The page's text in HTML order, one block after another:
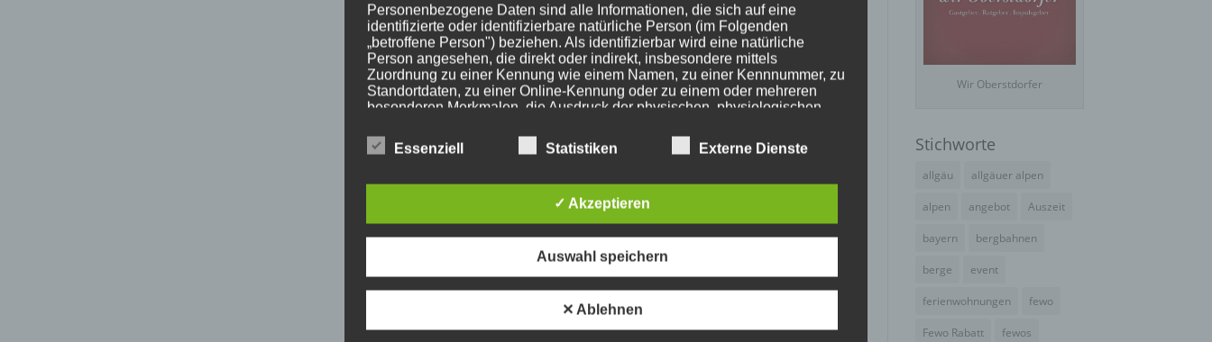
Wir Oberstdorfer
Stichworte
allgäu allgäuer alpen
alpen angebot Auszeit
bayern bergbahnen
berge event
ferienwohnungen fewo
Fewo Rabatt fewos
Personenbezogene Daten sind alle Informationen, die sich auf eine
identifizierte oder identifizierbare natürliche Person (im Folgenden
„betroffene Person") beziehen. Als identifizierbar wird eine natürliche
Person angesehen, die direkt oder indirekt, insbesondere mittels
Zuordnung zu einer Kennung wie einem Namen, zu einer Kennnummer, zu
Standortdaten, zu einer Online-Kennung oder zu einem oder mehreren
besonderen Merkmalen, die Ausdruck der physischen, physiologischen,
Identität dieser natürlichen Person sind, identifiziert werden kann.
Betroffene Person ist jede identifizierte oder identifizierbare natürliche
Person, deren personenbezogene Daten von dem für die Verarbeitung
Verantwortlichen verarbeitet werden.
Essenziell Statistiken Externe Dienste
✓ Akzeptieren
Auswahl speichern
✕ Ablehnen